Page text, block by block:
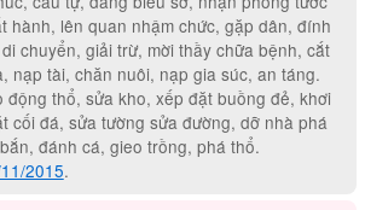
hành, lên quan nhậm chức, gặp dân, đính
chuyển, giải trừ, mời thầy chữa bệnh, cắt
nạp tài, chăn nuôi, nạp gia súc, an táng.
động thổ, sửa kho, xếp đặt buồng đẻ, khơi
cối đá, sửa tường sửa đường, dỡ nhà phá
đánh cá, gieo trồng, phá thổ.
2015.